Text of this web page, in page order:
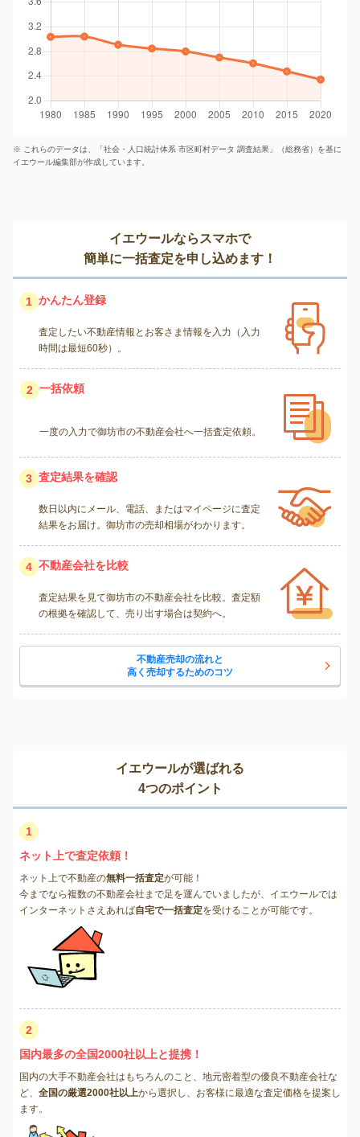
※ これらのデータは、「社会・人口統計体系 市区町村データ 調査結果」（総務省）を基に
イエウール編集部が作成しています。
イエウールならスマホで
簡単に一括査定を申し込めます！
1 かんたん登録
査定したい不動産情報とお客さま情報を入力（入力
時間は最短60秒）。
2 一括依頼
一度の入力で御坊市の不動産会社へ一括査定依頼。
3 査定結果を確認
数日以内にメール、電話、またはマイページに査定
結果をお届け。御坊市の売却相場がわかります。
4 不動産会社を比較
査定結果を見て御坊市の不動産会社を比較。査定額
の根拠を確認して、売り出す場合は契約へ。
不動産売却の流れと
高く売却するためのコツ
イエウールが選ばれる
4つのポイント
1
ネット上で査定依頼！
ネット上で不動産の無料一括査定が可能！
今までなら複数の不動産会社まで足を運んでいましたが、イエウールでは
インターネットさえあれば自宅で一括査定を受けることが可能です。
2
国内最多の全国2000社以上と提携！
国内の大手不動産会社はもちろんのこと、地元密着型の優良不動産会社な
ど、 全国の厳選2000社以上から選択し、お客様に最適な査定価格を提案し
ます。